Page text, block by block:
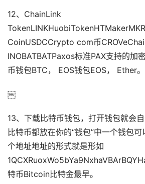
12、ChainLink
CoinUSDCCrypto com币
INOBATBATPaxos标准PAX支持的加
币钱包BTC， EOS钱包EOS， Ether。
￼
13、下载比特币钱包，打开钱包就会
比特币都放在你的“钱包”中一个钱包
个地址地址的形式就是形如
特币Bitcoin比特金最早。